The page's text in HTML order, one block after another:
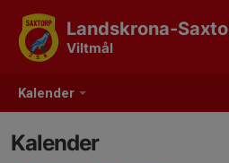
Kalender
Landskrona-
Viltmål
Kalender